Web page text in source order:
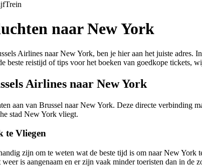
Trein
naar New York
Airlines naar New York, ben je hier aan het juiste
beste reistijd of tips voor het boeken van goedkope tickets,
Airlines naar New York
aan van Brussel naar New York. Deze directe verbinding
stad New York vliegt.
te Vliegen
zijn om te weten wat de beste tijd is om naar New York
is aangenaam en er zijn vaak minder toeristen dan in de